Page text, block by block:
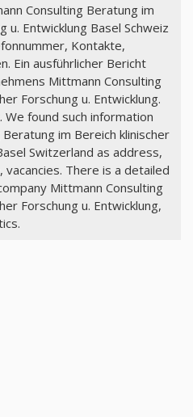
Consulting Beratung im
u. Entwicklung Basel Schweiz
Kontakte,
Ein ausführlicher Bericht
Mittmann Consulting
Forschung u. Entwicklung.
found such information
im Bereich klinischer
Switzerland as address,
There is a detailed
Mittmann Consulting
Forschung u. Entwicklung,